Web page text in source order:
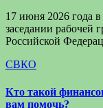
17 июня 2026 года
заседании рабочей
Российской
СВКО
Кто такой
вам помочь?